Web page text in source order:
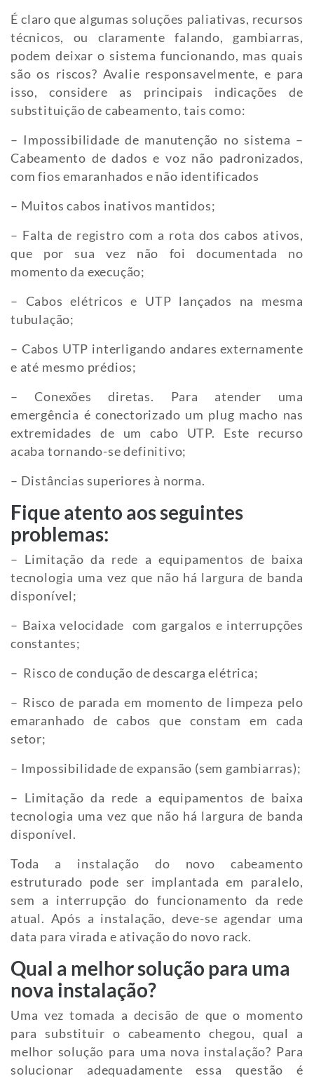
É claro que algumas soluções paliativas, recursos
técnicos, ou claramente falando, gambiarras,
podem deixar o sistema funcionando, mas quais
são os riscos? Avalie responsavelmente, e para
isso, considere as principais indicações de
substituição de cabeamento, tais como:
– Impossibilidade de manutenção no sistema –
Cabeamento de dados e voz não padronizados,
com fios emaranhados e não identificados
– Muitos cabos inativos mantidos;
– Falta de registro com a rota dos cabos ativos,
que por sua vez não foi documentada no
momento da execução;
– Cabos elétricos e UTP lançados na mesma
tubulação;
– Cabos UTP interligando andares externamente
e até mesmo prédios;
– Conexões diretas. Para atender uma
emergência é conectorizado um plug macho nas
extremidades de um cabo UTP. Este recurso
acaba tornando-se definitivo;
– Distâncias superiores à norma.
Fique atento aos seguintes
problemas:
– Limitação da rede a equipamentos de baixa
tecnologia uma vez que não há largura de banda
disponível;
– Baixa velocidade com gargalos e interrupções
constantes;
– Risco de condução de descarga elétrica;
– Risco de parada em momento de limpeza pelo
emaranhado de cabos que constam em cada
setor;
– Impossibilidade de expansão (sem gambiarras);
– Limitação da rede a equipamentos de baixa
tecnologia uma vez que não há largura de banda
disponível.
Toda a instalação do novo cabeamento
estruturado pode ser implantada em paralelo,
sem a interrupção do funcionamento da rede
atual. Após a instalação, deve-se agendar uma
data para virada e ativação do novo rack.
Qual a melhor solução para uma
nova instalação?
Uma vez tomada a decisão de que o momento
para substituir o cabeamento chegou, qual a
melhor solução para uma nova instalação? Para
solucionar adequadamente essa questão é